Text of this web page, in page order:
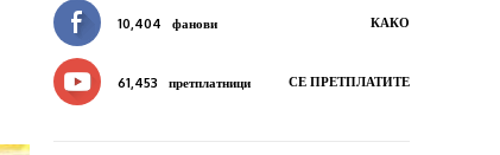
10,404 фанови КАКО
61,453 претплатници СЕ ПРЕТПЛАТИТЕ